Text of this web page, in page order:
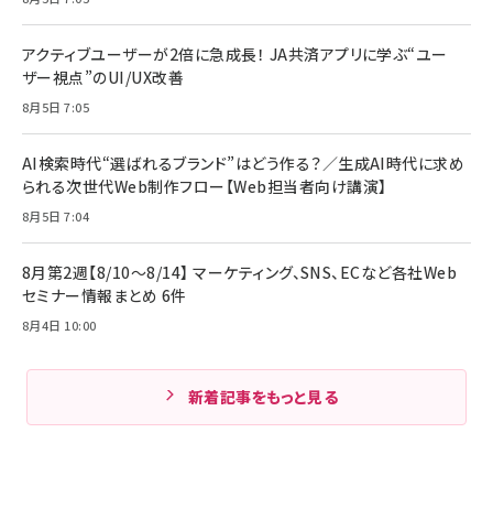
アクティブユーザーが2倍に急成長！ JA共済アプリに学ぶ“ユー
ザー視点”のUI/UX改善
8月5日 7:05
AI検索時代“選ばれるブランド”はどう作る？／生成AI時代に求め
られる次世代Web制作フロー【Web担当者向け講演】
8月5日 7:04
8月第2週【8/10～8/14】 マーケティング、SNS、ECなど各社Web
セミナー情報まとめ 6件
8月4日 10:00
新着記事をもっと見る